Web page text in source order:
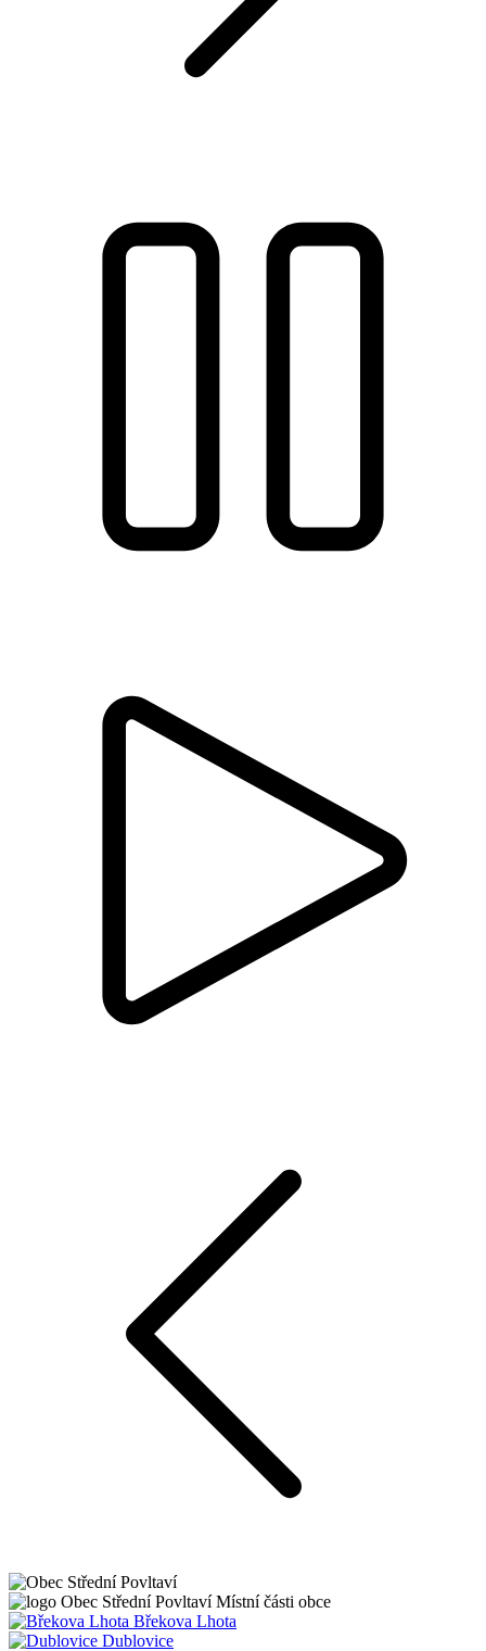
Obec Střední PovltavíMístní části obce
Břekova Lhota
Dublovice